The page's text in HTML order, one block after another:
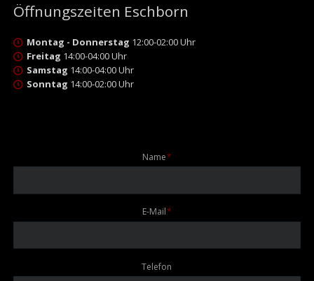
Öffnungszeiten Eschborn
Montag - Donnerstag 12:00-02:00 Uhr
Freitag 14:00-04:00 Uhr
Samstag 14:00-04:00 Uhr
Sonntag 14:00-02:00 Uhr
Pflichtfeld
Name*
Pflichtfeld
E-Mail*
Telefon